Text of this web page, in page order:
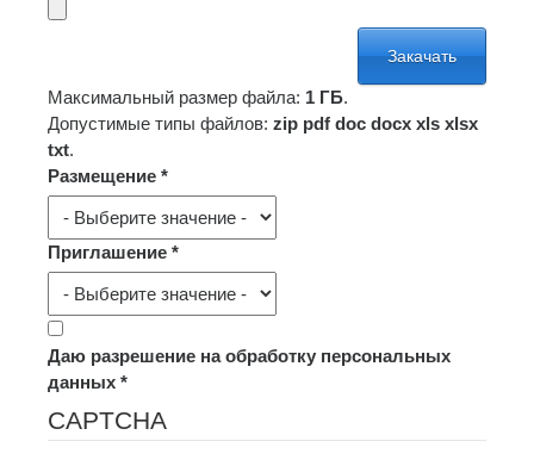
Максимальный размер файла: 1 ГБ.
Допустимые типы файлов: zip pdf doc docx xls xlsx
txt.
Размещение *
Приглашение *
Даю разрешение на обработку персональных
данных *
CAPTCHA